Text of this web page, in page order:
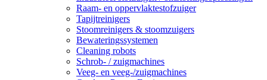
Raam- en oppervlaktestofzuiger
Tapijtreinigers
Stoomreinigers & stoomzuigers
Bewateringssystemen
Cleaning robots
Schrob- / zuigmachines
Veeg- en veeg-/zuigmachines